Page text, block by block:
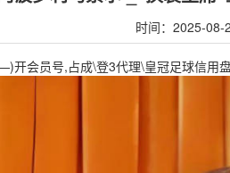
时间：2025-
开会员号,占成\登3代理\皇冠足球信用